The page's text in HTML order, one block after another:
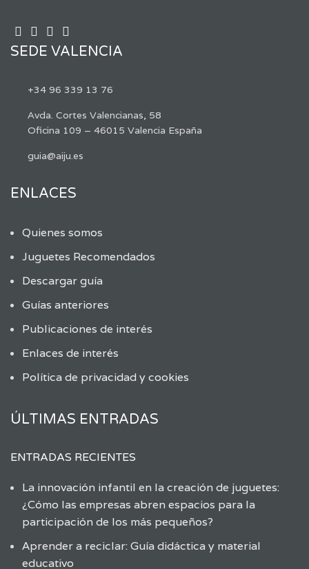
SEDE VALENCIA
+34 96 339 13 76
Avda. Cortes Valencianas, 58
Oficina 109 – 46015 Valencia España
guia@aiju.es
ENLACES
Quienes somos
Juguetes Recomendados
Descargar guía
Guías anteriores
Publicaciones de interés
Enlaces de interés
Política de privacidad y cookies
ÚLTIMAS ENTRADAS
ENTRADAS RECIENTES
La innovación infantil en la creación de juguetes:
¿Cómo las empresas abren espacios para la
participación de los más pequeños?
Aprender a reciclar: Guía didáctica y material
educativo